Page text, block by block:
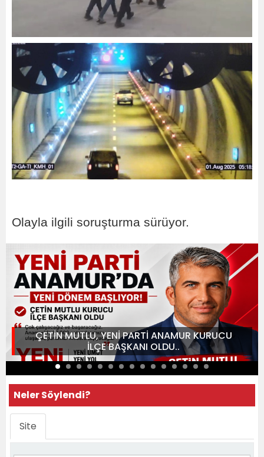
Olayla ilgili soruşturma sürüyor.
ÇETİN MUTLU, YENİ PARTİ ANAMUR KURUCU
İLÇE BAŞKANI OLDU..
Neler Söylendi?
Site